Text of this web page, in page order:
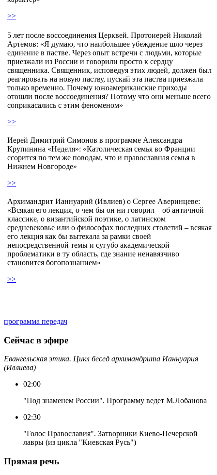
>>
5 лет после воссоединения Церквей. Протоиерей Николай
Артемов: «Я думаю, что наибольшее убеждение шло через
единение в пастве. Через опыт встречи с людьми, которые
приезжали из России и говорили просто к сердцу
священника. Священник, исповедуя этих людей, должен был
реагировать на новую паству, пускай эта паства приезжала
только временно. Почему южоамериканские приходы
отошли после воссоединения? Потому что они меньше всего
соприкасались с этим феноменом»
>>
Иерей Димитрий Симонов в программе Александра
Крупинина «Неделя»: «Католическая семья во Франции
ссорится по тем же поводам, что и православная семья в
Нижнем Новгороде»
>>
Архимандрит Ианнуарий (Ивлиев) о Сергее Аверинцеве:
«Всякая его лекция, о чем бы он ни говорил – об античной
классике, о византийской поэтике, о латинском
средневековье или о философах последних столетий – всякая
его лекция как бы вытекала за рамки своей
непосредственной темы и сугубо академической
проблематики в ту область, где знание ненавязчиво
становится богопознанием»
>>
программа передач
Сейчас в эфире
Евангельская этика. Цикл бесед архимандрита Ианнуария
(Ивлиева)
02:00
"Под знаменем России". Программу ведет М.Лобанова
02:30
"Голос Православия". Затворники Киево-Печерской
лавры (из цикла "Киевская Русь")
Прямая речь